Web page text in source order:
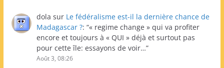
dola sur Le fédéralisme est-il la dernière chance de
Madagascar ?: “« regime change » qui va profiter
encore et toujours à « QUI » déjà et surtout pas
pour cette île: essayons de voir…”
Août 3, 08:26